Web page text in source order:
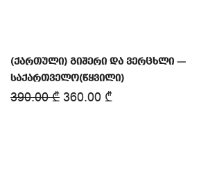
(ქართული) გიშერი და ვერცხლი —
საქართველო(წყვილი)
390.00₾ 360.00 ₾